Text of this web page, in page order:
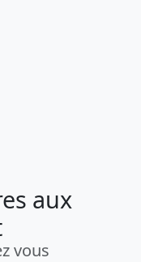
aux
vous